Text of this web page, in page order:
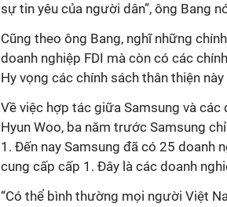
sự tin yêu của người dân”, ông Bang
Cũng theo ông Bang, nghĩ những
doanh nghiệp FDI mà còn có các
Hy vọng các chính sách thân thiện
Về việc hợp tác giữa Samsung và
Hyun Woo, ba năm trước Samsung
1. Đến nay Samsung đã có 25 doanh
cung cấp cấp 1. Đây là các doanh
“Có thể bình thường mọi người Việt